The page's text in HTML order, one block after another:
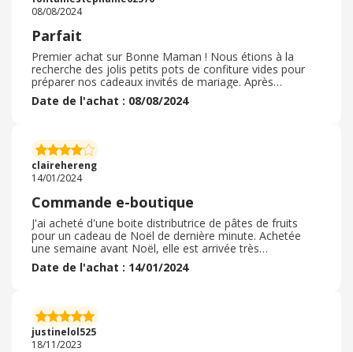
08/08/2024
Parfait
Premier achat sur Bonne Maman ! Nous étions à la
recherche des jolis petits pots de confiture vides pour
préparer nos cadeaux invités de mariage. Après
quelques recherches sur les sites d'occasion etc...et
plusieurs échecs ( annulation de commande etc...) , j'ai
couleur du couvercle ! J'ai donc commandé un lot de
rouge et un lot de rose. Envoi rapide, emballage parfait,
zéro casse et un rapport qualité prix très correct !
Date de l'achat : 08/08/2024
clairehereng
14/01/2024
Commande e-boutique
J'ai acheté d'une boite distributrice de pâtes de fruits
pour un cadeau de Noël de dernière minute. Achetée
une semaine avant Noël, elle est arrivée très
rapidement, parfaitement et joliment emballée. L'article
était conforme, de qualité et à prix raisonnable, comme
seul regret toutefois, les frais de port sont élevés ( entre
6 et 7 euros) , la livraison étant offerte à partir de 40
euros d'achat.
Date de l'achat : 14/01/2024
justinelol525
18/11/2023